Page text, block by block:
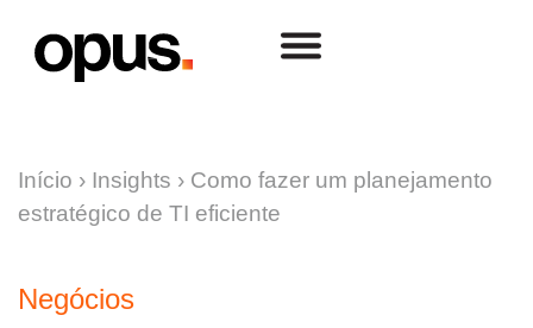
Início › Insights › Como fazer um planejamento
estratégico de TI eficiente
Negócios